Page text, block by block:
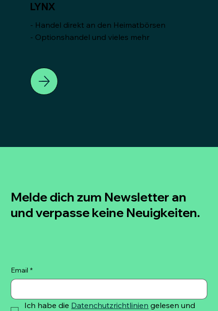
LYNX
- Handel direkt an den Heimatbörsen
- Optionshandel und vieles mehr
Melde dich zum Newsletter an
und verpasse keine Neuigkeiten.
Email *
Ich habe die Datenchutzrichtlinien gelesen und